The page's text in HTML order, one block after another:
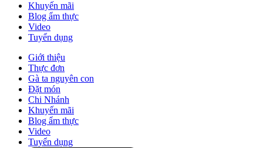
Khuyến mãi
Blog ẩm thực
Video
Tuyển dụng
Giới thiệu
Thực đơn
Gà ta nguyên con
Đặt món
Chi Nhánh
Khuyến mãi
Blog ẩm thực
Video
Tuyển dụng